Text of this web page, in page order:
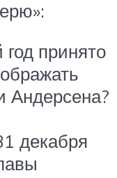
принято
Андерсена?
декабря